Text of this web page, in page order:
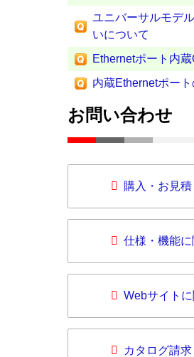
ユニバーサルモデ
いについて
Ethernetポート内
内蔵Ethernetポー
お問い合わせ
購入・お見
仕様・機能
Webサイト
カタログ請求